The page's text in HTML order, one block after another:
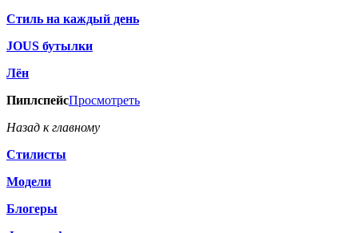
Стиль на каждый день
JOUS бутылки
Лён
ПиплспейсПросмотреть
Назад к главному
Стилисты
Модели
Блогеры